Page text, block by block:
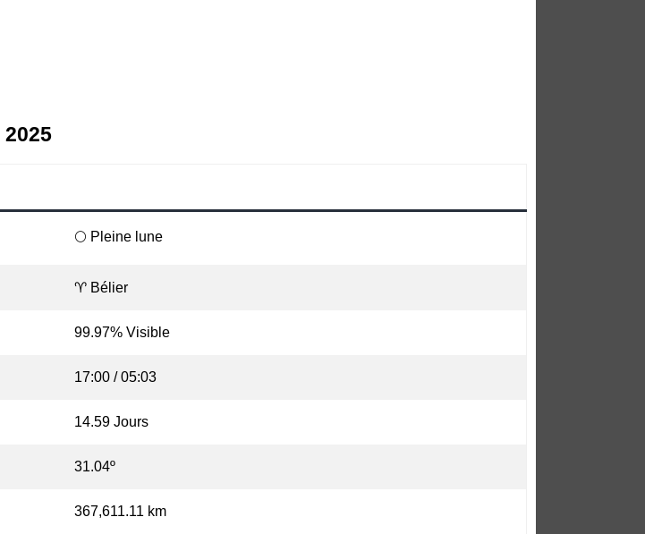
🌕 Pleine lune
♈ Bélier
99.97% Visible
17:00 / 05:03
14.59 Jours
31.04º
367,611.11 km